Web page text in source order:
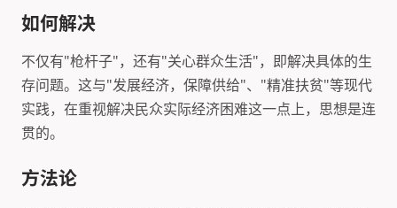
如何解决
不仅有"枪杆子"，还有"关心群众生活"，即解决具体的生
存问题。这与"发展经济，保障供给"、"精准扶贫"等现代
实践，在重视解决民众实际经济困难这一点上，思想是连
贯的。
方法论